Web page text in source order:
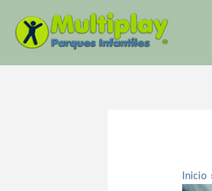
contenido
Inicio